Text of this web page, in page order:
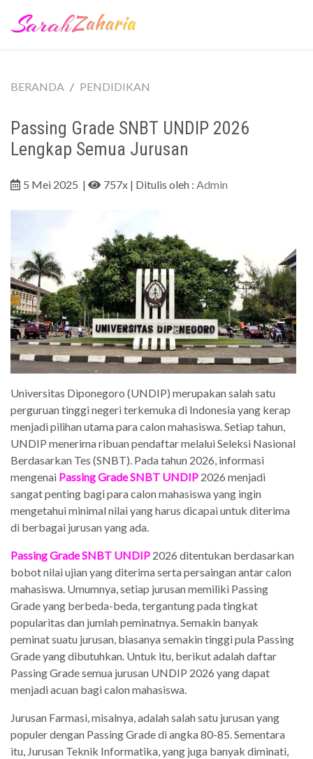
BERANDA PENDIDIKAN
Passing Grade SNBT UNDIP 2026
Lengkap Semua Jurusan
5 Mei 2025 | 757x | Ditulis oleh : Admin
Universitas Diponegoro (UNDIP) merupakan salah satu
perguruan tinggi negeri terkemuka di Indonesia yang kerap
menjadi pilihan utama para calon mahasiswa. Setiap tahun,
UNDIP menerima ribuan pendaftar melalui Seleksi Nasional
Berdasarkan Tes (SNBT). Pada tahun 2026, informasi
mengenai Passing Grade SNBT UNDIP 2026 menjadi
sangat penting bagi para calon mahasiswa yang ingin
mengetahui minimal nilai yang harus dicapai untuk diterima
di berbagai jurusan yang ada.
Passing Grade SNBT UNDIP 2026 ditentukan berdasarkan
bobot nilai ujian yang diterima serta persaingan antar calon
mahasiswa. Umumnya, setiap jurusan memiliki Passing
Grade yang berbeda-beda, tergantung pada tingkat
popularitas dan jumlah peminatnya. Semakin banyak
peminat suatu jurusan, biasanya semakin tinggi pula Passing
Grade yang dibutuhkan. Untuk itu, berikut adalah daftar
Passing Grade semua jurusan UNDIP 2026 yang dapat
menjadi acuan bagi calon mahasiswa.
Jurusan Farmasi, misalnya, adalah salah satu jurusan yang
populer dengan Passing Grade di angka 80-85. Sementara
itu, Jurusan Teknik Informatika, yang juga banyak diminati,